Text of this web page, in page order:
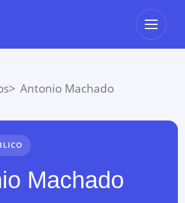
Abrir
Antonio Machado
Machado